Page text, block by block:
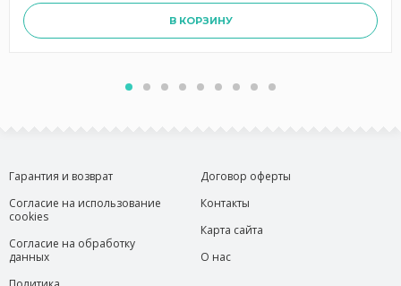
В КОРЗИНУ
Гарантия и возврат
Согласие на использование
cookies
Согласие на обработку
данных
Договор оферты
Контакты
Карта сайта
О нас